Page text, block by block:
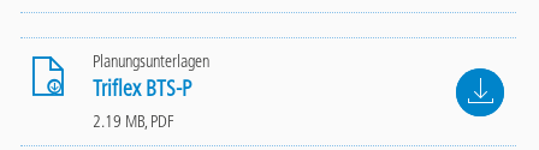
Planungsunterlagen
Triflex BTS-P File
2.19 MB, PDF